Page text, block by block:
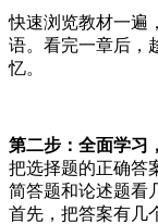
快速浏览教材一遍
语。看完一章后，
忆。
第二步：全面学习
把选择题的正确答
简答题和论述题看
首先，把答案有几